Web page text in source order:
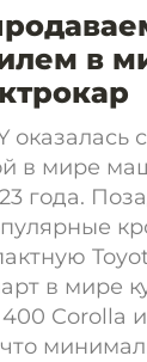
в
оказалась
в мире
года.
в мире
400 Corolla